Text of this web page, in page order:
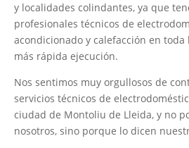
y localidades colindantes, ya que
profesionales técnicos de
acondicionado y calefacción en
más rápida ejecución.
Nos sentimos muy orgullosos de
servicios técnicos de
ciudad de Montoliu de Lleida, y no
nosotros, sino porque lo dicen